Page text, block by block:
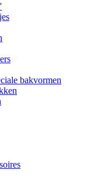
bakvormen